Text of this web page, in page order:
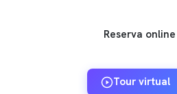
Reserva online
Tour virtual